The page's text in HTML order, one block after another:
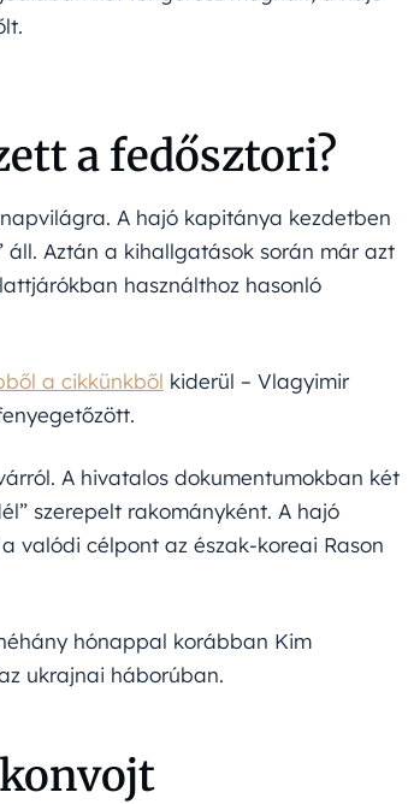
a fedősztori?
A hajó kapitánya kezdetben
Aztán a kihallgatások során már azt
használthoz hasonló
a cikkünkből kiderül – Vlagyimir
A hivatalos dokumentumokban két
szerepelt rakományként. A hajó
valódi célpont az észak-koreai Rason
hónappal korábban Kim
ukrajnai háborúban.